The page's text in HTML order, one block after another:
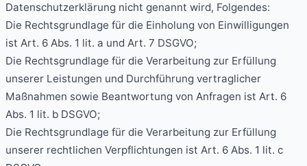
Datenschutzerklärung nicht genannt wird, Folgendes:
Die Rechtsgrundlage für die Einholung von Einwilligungen
ist Art. 6 Abs. 1 lit. a und Art. 7 DSGVO;
Die Rechtsgrundlage für die Verarbeitung zur Erfüllung
unserer Leistungen und Durchführung vertraglicher
Maßnahmen sowie Beantwortung von Anfragen ist Art. 6
Abs. 1 lit. b DSGVO;
Die Rechtsgrundlage für die Verarbeitung zur Erfüllung
unserer rechtlichen Verpflichtungen ist Art. 6 Abs. 1 lit. c